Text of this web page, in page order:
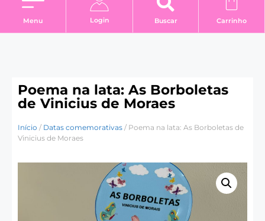
Menu Login Buscar Carrinho
Poema na lata: As Borboletas
de Vinicius de Moraes
Início / Datas comemorativas / Poema na lata: As Borboletas de
Vinicius de Moraes